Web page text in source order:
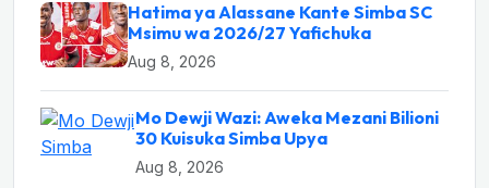
Hatima ya Alassane Kante Simba SC
Msimu wa 2026/27 Yafichuka
Aug 8, 2026
Mo Dewji Wazi: Aweka Mezani Bilioni
30 Kuisuka Simba Upya
Aug 8, 2026